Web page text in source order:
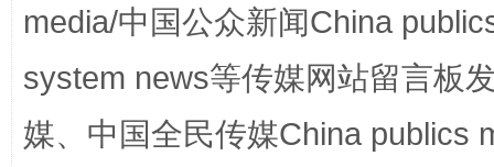
media/中国公众新闻China
system news等传媒网站留言板
媒、中国全民传媒China publics